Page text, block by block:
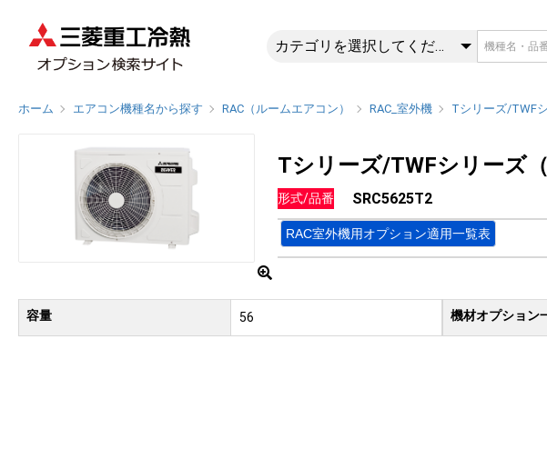
SRC5625T2 | Tシ
カテゴリを選択してください
ホーム エアコン機種名から探す RAC（ルームエアコン） RAC_室外機 Tシリーズ/TWF
Tシリーズ/TWFシリーズ
形式/品番 SRC5625T2
RAC室外機用オプション適用一覧表
容量 56 機材オプション